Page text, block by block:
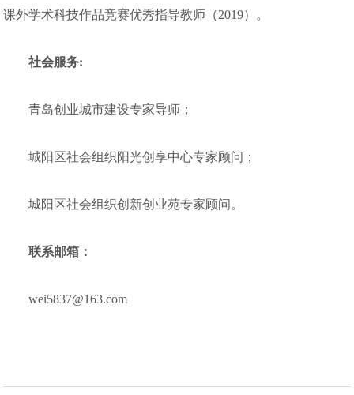
课外学术科技作品竞赛优秀指导教师（2019）。
社会服务:
青岛创业城市建设专家导师；
城阳区社会组织阳光创享中心专家顾问；
城阳区社会组织创新创业苑专家顾问。
联系邮箱：
wei5837@163.com